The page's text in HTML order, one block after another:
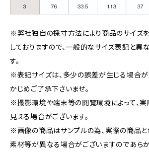
※弊社独自の採寸方法により商品のサイズ
しておりますので、一般的なサイズ表記と異
す。
※表記サイズは、多少の誤差が生じる場合
かじめご了承下さいませ。
※撮影環境や端末等の閲覧環境によって、実
見える場合がございます。
※画像の商品はサンプルの為、実際の商品と
素材等が異なる場合がございますのであら